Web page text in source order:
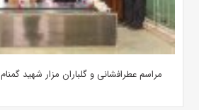
مراسم عطرافشانی و گلباران مزار شهید گمنام